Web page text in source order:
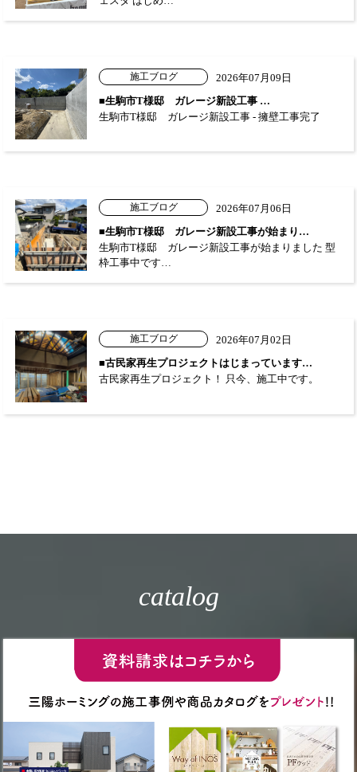
施工ブログ
2026年07月09日
■生駒市T様邸 ガレージ新設工事 …
生駒市T様邸 ガレージ新設工事 - 擁壁工事完了
施工ブログ
2026年07月06日
■生駒市T様邸 ガレージ新設工事が始まり…
生駒市T様邸 ガレージ新設工事が始まりました 型
枠工事中です…
施工ブログ
2026年07月02日
■古民家再生プロジェクトはじまっています…
古民家再生プロジェクト！ 只今、施工中です。
catalog